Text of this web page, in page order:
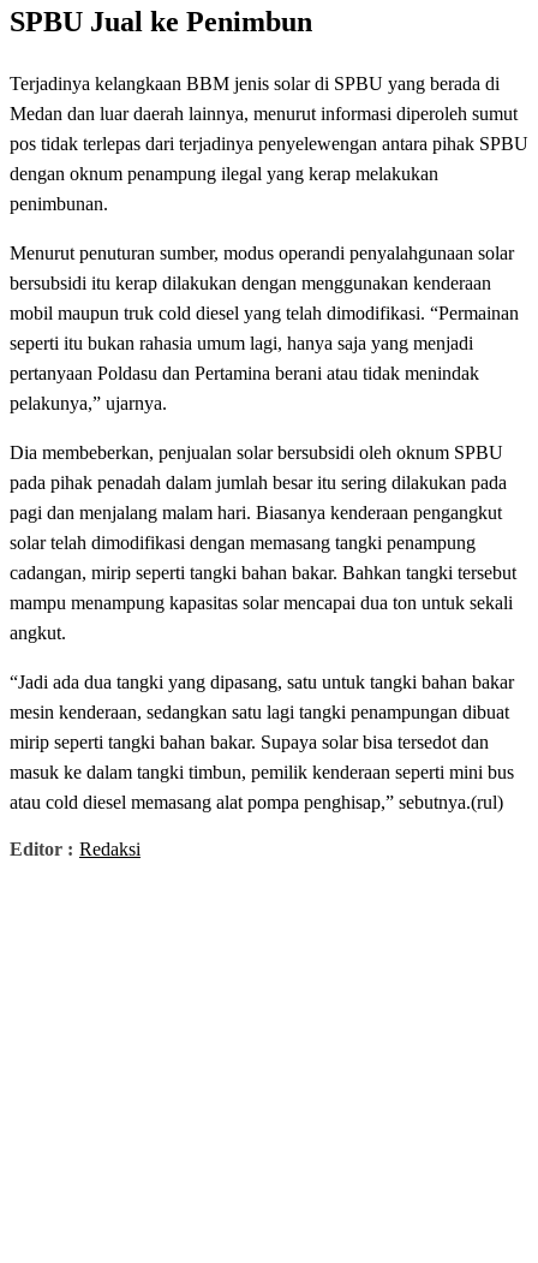
SPBU Jual ke Penimbun
Terjadinya kelangkaan BBM jenis solar di SPBU yang berada di
Medan dan luar daerah lainnya, menurut informasi diperoleh sumut
pos tidak terlepas dari terjadinya penyelewengan antara pihak SPBU
dengan oknum penampung ilegal yang kerap melakukan
penimbunan.
Menurut penuturan sumber, modus operandi penyalahgunaan solar
bersubsidi itu kerap dilakukan dengan menggunakan kenderaan
mobil maupun truk cold diesel yang telah dimodifikasi. “Permainan
seperti itu bukan rahasia umum lagi, hanya saja yang menjadi
pertanyaan Poldasu dan Pertamina berani atau tidak menindak
pelakunya,” ujarnya.
Dia membeberkan, penjualan solar bersubsidi oleh oknum SPBU
pada pihak penadah dalam jumlah besar itu sering dilakukan pada
pagi dan menjalang malam hari. Biasanya kenderaan pengangkut
solar telah dimodifikasi dengan memasang tangki penampung
cadangan, mirip seperti tangki bahan bakar. Bahkan tangki tersebut
mampu menampung kapasitas solar mencapai dua ton untuk sekali
angkut.
“Jadi ada dua tangki yang dipasang, satu untuk tangki bahan bakar
mesin kenderaan, sedangkan satu lagi tangki penampungan dibuat
mirip seperti tangki bahan bakar. Supaya solar bisa tersedot dan
masuk ke dalam tangki timbun, pemilik kenderaan seperti mini bus
atau cold diesel memasang alat pompa penghisap,” sebutnya.(rul)
Editor : Redaksi